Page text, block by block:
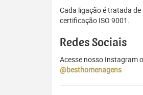
Cada ligação é tratada
certificação ISO 9001.
Redes Sociais
Acesse nosso Instagram
@besthomenagens